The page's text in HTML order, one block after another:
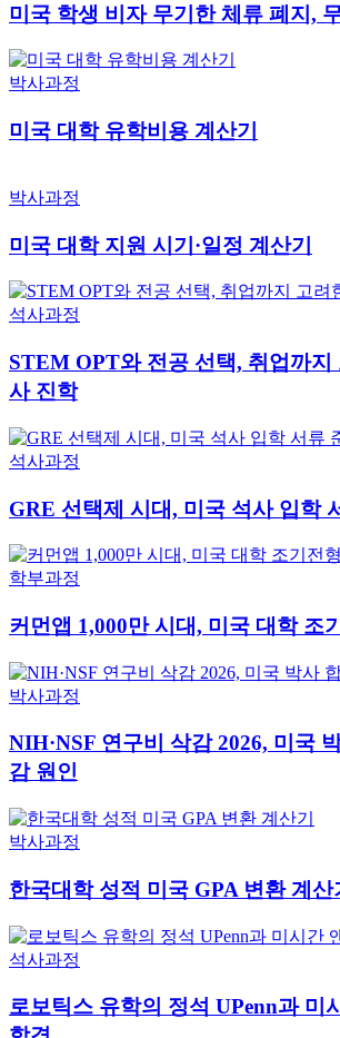
미국 학생 비자 무기한 체류 폐지,
박사과정
미국 대학 유학비용 계산기
박사과정
미국 대학 지원 시기·일정 계산기
석사과정
STEM OPT와 전공 선택, 취업까지
사 진학
석사과정
GRE 선택제 시대, 미국 석사 입학
학부과정
커먼앱 1,000만 시대, 미국 대학 조
박사과정
NIH·NSF 연구비 삭감 2026, 미국
감 원인
박사과정
한국대학 성적 미국 GPA 변환 계산
석사과정
로보틱스 유학의 정석 UPenn과 미